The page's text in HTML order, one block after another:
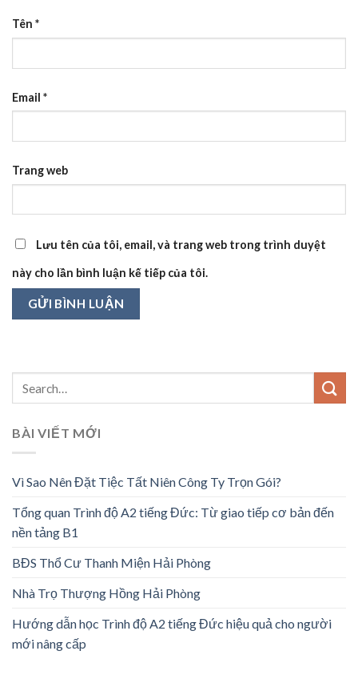
Tên *
Email *
Trang web
Lưu tên của tôi, email, và trang web trong trình duyệt
này cho lần bình luận kế tiếp của tôi.
BÀI VIẾT MỚI
Vì Sao Nên Đặt Tiệc Tất Niên Công Ty Trọn Gói?
Tổng quan Trình độ A2 tiếng Đức: Từ giao tiếp cơ bản đến
nền tảng B1
BĐS Thổ Cư Thanh Miện Hải Phòng
Nhà Trọ Thượng Hồng Hải Phòng
Hướng dẫn học Trình độ A2 tiếng Đức hiệu quả cho người
mới nâng cấp